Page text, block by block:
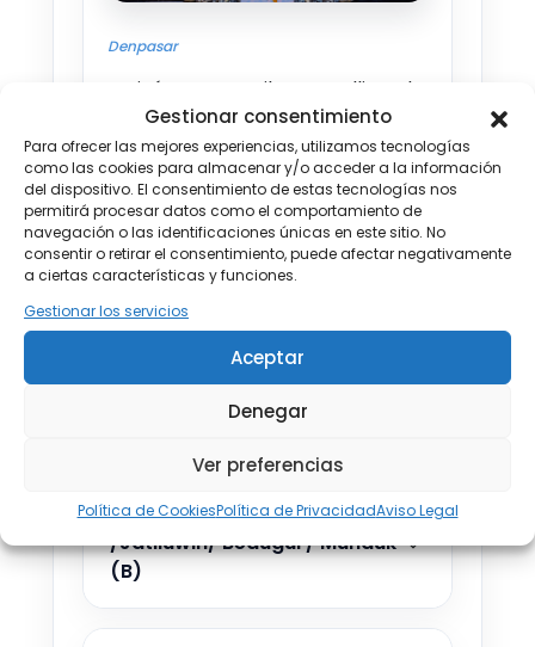
Gestionar consentimiento
Para ofrecer las mejores experiencias, utilizamos tecnologías
como las cookies para almacenar y/o acceder a la información
del dispositivo. El consentimiento de estas tecnologías nos
permitirá procesar datos como el comportamiento de
navegación o las identificaciones únicas en este sitio. No
consentir o retirar el consentimiento, puede afectar negativamente
a ciertas características y funciones.
Gestionar los servicios
Aceptar
Denegar
Ver preferencias
Política de CookiesPolítica de PrivacidadAviso Legal
4 SEP - 14 SEP 2026
Desde €1.336
5 SEP - 15 SEP 2026
Desde €1.336
Desde €1.336
8 SEP - 18 SEP 2026
9 SEP - 19 SEP 2026
10 SEP - 20 SEP 2026
Denpasar
Arrivée et accueil avec colliers de
fleurs.
Départ vers l’hôtel et installation.
Dîner libre et nuit à l’hôtel
JIMBARAN BAY BEACH.
Hotel:
similar) ★★★★
Jl. Pantai Kedonganan, Tuban,
80361 Jimbaran
Día 2 — Jimbaran / Tanah Lot
/Jatiluwih/ Bedugul / Munduk
(B)